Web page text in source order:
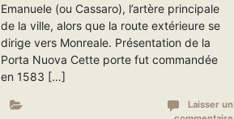
Emanuele (ou Cassaro), l’artère principale
de la ville, alors que la route extérieure se
dirige vers Monreale. Présentation de la
Porta Nuova Cette porte fut commandée
en 1583 […]
Laisser un